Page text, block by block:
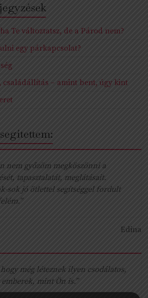
Te változtatsz, de a Párod nem?
egy párkapcsolat?
családállítás – amint bent, úgy kint
nem győzöm megköszönni a
tapasztalatát, meglátásait.
sok jó ötlettel segítséggel fordult
Edina
még léteznek ilyen csodálatos,
emberek, mint Ön is.”